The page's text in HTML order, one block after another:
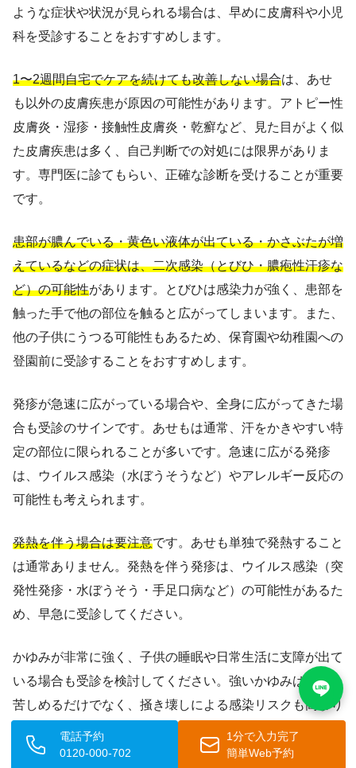
ような症状や状況が見られる場合は、早めに皮膚科や小児
科を受診することをおすすめします。
1〜2週間自宅でケアを続けても改善しない場合は、あせ
も以外の皮膚疾患が原因の可能性があります。アトピー性
皮膚炎・湿疹・接触性皮膚炎・乾癬など、見た目がよく似
た皮膚疾患は多く、自己判断での対処には限界がありま
す。専門医に診てもらい、正確な診断を受けることが重要
です。
患部が膿んでいる・黄色い液体が出ている・かさぶたが増
えているなどの症状は、二次感染（とびひ・膿疱性汗疹な
ど）の可能性があります。とびひは感染力が強く、患部を
触った手で他の部位を触ると広がってしまいます。また、
他の子供にうつる可能性もあるため、保育園や幼稚園への
登園前に受診することをおすすめします。
発疹が急速に広がっている場合や、全身に広がってきた場
合も受診のサインです。あせもは通常、汗をかきやすい特
定の部位に限られることが多いです。急速に広がる発疹
は、ウイルス感染（水ぼうそうなど）やアレルギー反応の
可能性も考えられます。
発熱を伴う場合は要注意です。あせも単独で発熱すること
は通常ありません。発熱を伴う発疹は、ウイルス感染（突
発性発疹・水ぼうそう・手足口病など）の可能性があるた
め、早急に受診してください。
かゆみが非常に強く、子供の睡眠や日常生活に支障が出て
いる場合も受診を検討してください。強いかゆみは子供を
苦しめるだけでなく、掻き壊しによる感染リスクも高まり
ます。医療機関では、かゆみを抑える薬を処方してもらう
ことができます。
電話予約
0120-000-702
1分で入力完了
簡単Web予約